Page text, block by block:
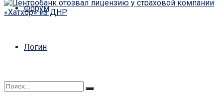
Форум
Логин